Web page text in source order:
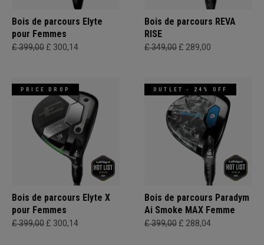
Bois de parcours Elyte
pour Femmes
£ 399,00 £ 300,14
Bois de parcours REVA
RISE
£ 349,00 £ 289,00
PRICE DROP
Bois de parcours Elyte X
pour Femmes
£ 399,00 £ 300,14
OUTLET - 24% OFF
Bois de parcours Paradym
Ai Smoke MAX Femme
£ 399,00 £ 288,04